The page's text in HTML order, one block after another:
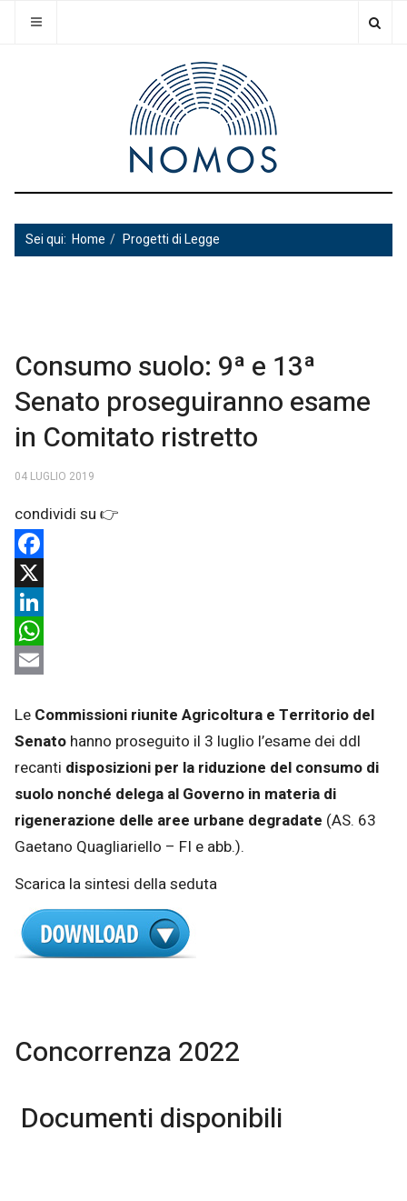
Sei qui: Home Progetti di Legge
Consumo suolo: 9ª e 13ª
Senato proseguiranno esame
in Comitato ristretto
04 LUGLIO 2019
Facebook
X
LinkedIn
WhatsApp
Le Commissioni riunite Agricoltura e Territorio del
Senato hanno proseguito il 3 luglio l’esame dei ddl
recanti disposizioni per la riduzione del consumo di
suolo nonché delega al Governo in materia di
rigenerazione delle aree urbane degradate (AS. 63
Gaetano Quagliariello – FI e abb.).
Scarica la sintesi della seduta
Concorrenza 2022
Documenti disponibili